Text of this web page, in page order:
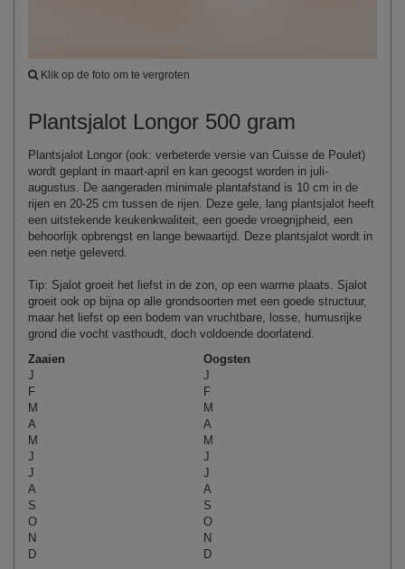
Klik op de foto om te vergroten
Plantsjalot Longor 500 gram
Plantsjalot Longor (ook: verbeterde versie van Cuisse de Poulet)
wordt geplant in maart-april en kan geoogst worden in juli-
augustus. De aangeraden minimale plantafstand is 10 cm in de
rijen en 20-25 cm tussen de rijen. Deze gele, lang plantsjalot heeft
een uitstekende keukenkwaliteit, een goede vroegrijpheid, een
behoorlijk opbrengst en lange bewaartijd. Deze plantsjalot wordt in
een netje geleverd.
Tip: Sjalot groeit het liefst in de zon, op een warme plaats. Sjalot
groeit ook op bijna op alle grondsoorten met een goede structuur,
maar het liefst op een bodem van vruchtbare, losse, humusrijke
grond die vocht vasthoudt, doch voldoende doorlatend.
Zaaien
Oogsten
J
J
F
F
M
M
A
A
M
M
J
J
J
J
A
A
S
S
O
O
N
N
D
D